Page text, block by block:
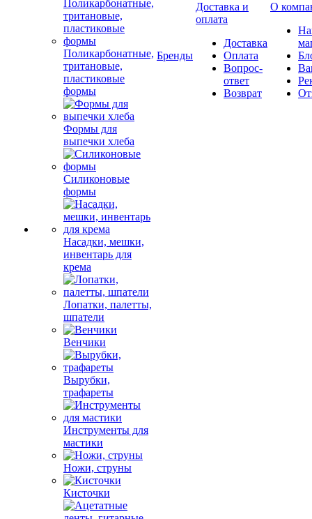
Поликарбонатные,
тритановые,
пластиковые
формы
Формы для
выпечки хлеба
Силиконовые
формы
Насадки, мешки,
инвентарь для
крема
Лопатки, палетты,
шпатели
Венчики
Вырубки,
трафареты
Инструменты для
мастики
Ножи, струны
Кисточки
Бренды
Доставка и
оплата
Доставка
Оплата
Вопрос-
ответ
Возврат
О